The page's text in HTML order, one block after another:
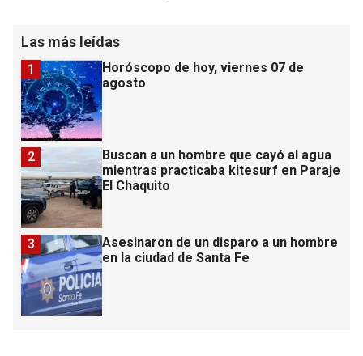
Las más leídas
Horóscopo de hoy, viernes 07 de
agosto
1
Buscan a un hombre que cayó al agua
mientras practicaba kitesurf en Paraje
El Chaquito
2
Asesinaron de un disparo a un hombre
en la ciudad de Santa Fe
3